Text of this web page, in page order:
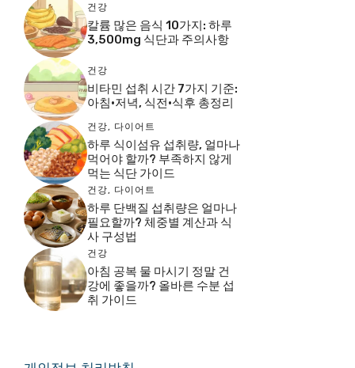
건강
칼륨 많은 음식 10가지: 하루
3,500mg 식단과 주의사항
건강
비타민 섭취 시간 7가지 기준:
아침·저녁, 식전·식후 총정리
건강, 다이어트
하루 식이섬유 섭취량, 얼마나
먹어야 할까? 부족하지 않게
먹는 식단 가이드
건강, 다이어트
하루 단백질 섭취량은 얼마나
필요할까? 체중별 계산과 식
사 구성법
건강
아침 공복 물 마시기 정말 건
강에 좋을까? 올바른 수분 섭
취 가이드